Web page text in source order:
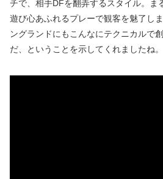
チで、相手DFを翻弄するスタイル。ま
遊び心あふれるプレーで観客を魅了し
ングランドにもこんなにテクニカルで
だ、ということを示してくれましたね。